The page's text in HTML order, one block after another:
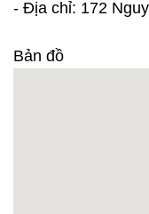
- Địa chỉ: 172
Bản đồ